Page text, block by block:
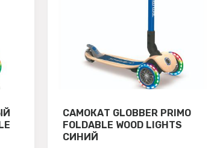
САМОКАТ GLOBBER PRIMO
FOLDABLE WOOD LIGHTS
СИНИЙ